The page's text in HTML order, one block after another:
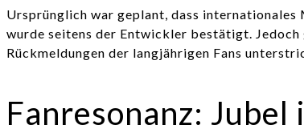
Ursprünglich war geplant, dass
wurde seitens der Entwickler bestätigt. Jedoch
Rückmeldungen der langjährigen Fans
Fanresonanz: Jubel